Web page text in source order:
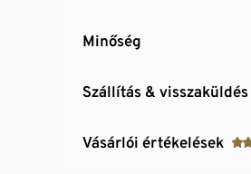
Minőség
Szállítás & visszaküldés
Vásárlói értékelések